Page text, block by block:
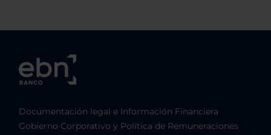
Documentación legal e Información Financiera
Gobierno Corporativo y Política de Remuneraciones